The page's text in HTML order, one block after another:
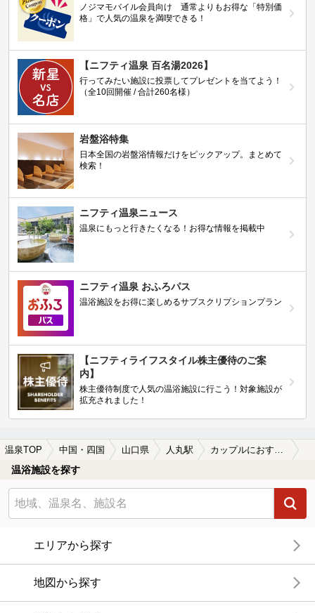
ノジマモバイル会員向け 通常よりもお得な「特別価
格」で人気の温泉を満喫できる！
【ニフティ温泉 百名湯2026】
行ってみたい施設に投票してプレゼントを当てよう！
（全10回開催 / 合計260名様）
岩盤浴特集
日本全国の岩盤浴情報だけをピックアップ。まとめて
検索！
ニフティ温泉ニュース
温泉にもっと行きたくなる！お得な情報を掲載中
ニフティ温泉 おふろパス
温浴施設をお得に楽しめるサブスクリプションプラン
【ニフティライフスタイル株主優待のご案
内】
株主優待制度で人気の温浴施設に行こう！対象施設が
拡充されました！
温泉TOP 中国・四国 山口県 人丸駅 カップルにおすすめの人丸駅近くの温泉、日帰り温泉、スーパー銭湯おすすめ
温浴施設を探す
エリアから探す
地図から探す